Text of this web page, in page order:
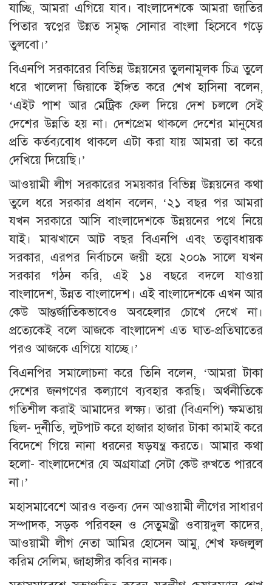
যাচ্ছি, আমরা এগিয়ে যাব। বাংলাদেশকে আমরা জাতির
পিতার স্বপ্নের উন্নত সমৃদ্ধ সোনার বাংলা হিসেবে গড়ে
তুলবো।’
বিএনপি সরকারের বিভিন্ন উন্নয়নের তুলনামূলক চিত্র তুলে
ধরে খালেদা জিয়াকে ইঙ্গিত করে শেখ হাসিনা বলেন,
‘এইট পাশ আর মেট্রিক ফেল দিয়ে দেশ চললে সেই
দেশের উন্নতি হয় না। দেশপ্রেম থাকলে দেশের মানুষের
প্রতি কর্তব্যবোধ থাকলে এটা করা যায় আমরা তা করে
দেখিয়ে দিয়েছি।’
আওয়ামী লীগ সরকারের সময়কার বিভিন্ন উন্নয়নের কথা
তুলে ধরে সরকার প্রধান বলেন, ‘২১ বছর পর আমরা
যখন সরকারে আসি বাংলাদেশকে উন্নয়নের পথে নিয়ে
যাই। মাঝখানে আট বছর বিএনপি এবং তত্ত্বাবধায়ক
সরকার, এরপর নির্বাচনে জয়ী হয়ে ২০০৯ সালে যখন
সরকার গঠন করি, এই ১৪ বছরে বদলে যাওয়া
বাংলাদেশ, উন্নত বাংলাদেশ। এই বাংলাদেশকে এখন আর
কেউ আন্তর্জাতিকভাবেও অবহেলার চোখে দেখে না।
প্রত্যেকেই বলে আজকে বাংলাদেশ এত ঘাত-প্রতিঘাতের
পরও আজকে এগিয়ে যাচ্ছে।’
বিএনপির সমালোচনা করে তিনি বলেন, ‘আমরা টাকা
দেশের জনগণের কল্যাণে ব্যবহার করছি। অর্থনীতিকে
গতিশীল করাই আমাদের লক্ষ্য। তারা (বিএনপি) ক্ষমতায়
ছিল- দুর্নীতি, লুটপাট করে হাজার হাজার টাকা কামাই করে
বিদেশে গিয়ে নানা ধরনের ষড়যন্ত্র করতে। আমার কথা
হলো- বাংলাদেশের যে অগ্রযাত্রা সেটা কেউ রুখতে পারবে
না।’
মহাসমাবেশে আরও বক্তব্য দেন আওয়ামী লীগের সাধারণ
সম্পাদক, সড়ক পরিবহন ও সেতুমন্ত্রী ওবায়দুল কাদের,
আওয়ামী লীগ নেতা আমির হোসেন আমু, শেখ ফজলুল
করিম সেলিম, জাহাঙ্গীর কবির নানক।